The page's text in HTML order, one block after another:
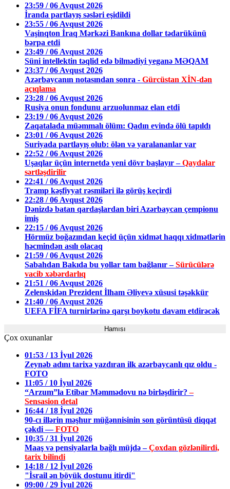
23:59 / 06 Avqust 2026
İranda partlayış səsləri eşidildi
23:55 / 06 Avqust 2026
Vaşinqton İraq Mərkəzi Bankına dollar tədarükünü
bərpa etdi
23:49 / 06 Avqust 2026
Süni intellektin təqlid edə bilmədiyi yeganə MƏQAM
23:37 / 06 Avqust 2026
Azərbaycanın notasından sonra - Gürcüstan XİN-dən
açıqlama
23:28 / 06 Avqust 2026
Rusiya onun fondunu arzuolunmaz elan etdi
23:19 / 06 Avqust 2026
Zaqatalada müəmmalı ölüm: Qadın evində ölü tapıldı
23:01 / 06 Avqust 2026
Suriyada partlayış olub: ölən və yaralananlar var
22:52 / 06 Avqust 2026
Uşaqlar üçün internetdə yeni dövr başlayır –Qaydalar
sərtləşdirilir
22:41 / 06 Avqust 2026
Tramp kəşfiyyat rəsmiləri ilə görüş keçirdi
22:28 / 06 Avqust 2026
Dənizdə batan qardaşlardan biri Azərbaycan çempionu
imiş
22:15 / 06 Avqust 2026
Hörmüz boğazından keçid üçün xidmət haqqı xidmətlərin
həcmindən asılı olacaq
21:59 / 06 Avqust 2026
Sabahdan Bakıda bu yollar tam bağlanır –Sürücülərə
vacib xəbərdarlıq
21:51 / 06 Avqust 2026
Zelenskidən Prezident İlham Əliyevə xüsusi təşəkkür
21:40 / 06 Avqust 2026
UEFA FİFA turnirlərinə qarşı boykotu davam etdirəcək
Hamısı
Çox oxunanlar
01:53 / 13 İyul 2026
Zeynəb adını tarixə yazdıran ilk azərbaycanlı qız oldu -
FOTO
11:05 / 10 İyul 2026
“Arzum”la Etibar Məmmədovu nə birləşdirir?–
Sensasion detal
16:44 / 18 İyul 2026
90-cı illərin məşhur müğənnisinin son görüntüsü diqqət
çəkdi —FOTO
10:35 / 31 İyul 2026
Maaş və pensiyalarla bağlı müjdə –Çoxdan gözlənilirdi,
tarix bilindi
14:18 / 12 İyul 2026
"İsrail ən böyük dostunu itirdi"
09:00 / 29 İyul 2026